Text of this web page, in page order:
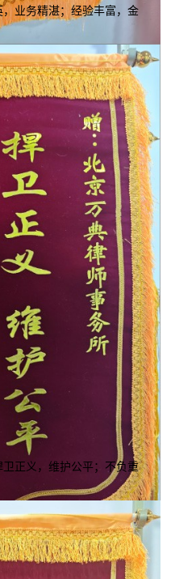
业务精湛；经验丰富，金
正义，维护公平；不负重